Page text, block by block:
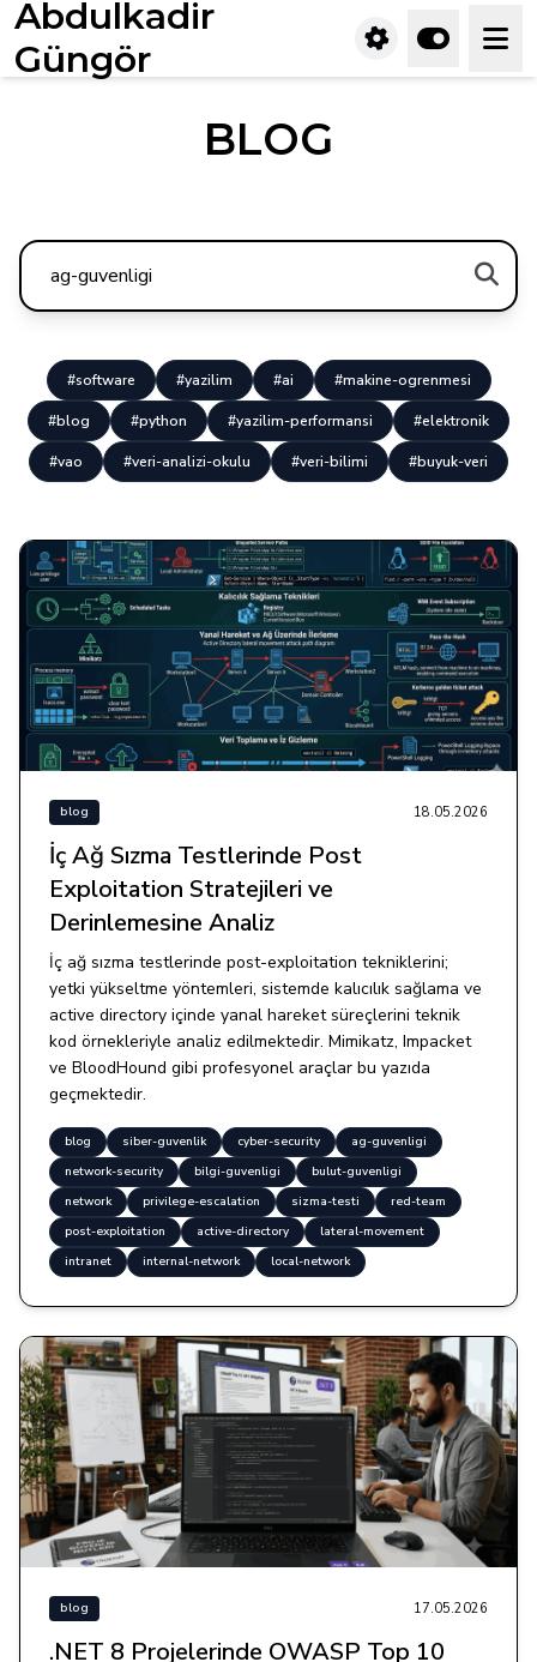
Abdulkadir
Güngör
BLOG
#software #yazilim #ai #makine-ogrenmesi
#blog #python #yazilim-performansi #elektronik
#vao #veri-analizi-okulu #veri-bilimi #buyuk-veri
blog 18.05.2026
İç Ağ Sızma Testlerinde Post
Exploitation Stratejileri ve
Derinlemesine Analiz
İç ağ sızma testlerinde post-exploitation tekniklerini;
yetki yükseltme yöntemleri, sistemde kalıcılık sağlama ve
active directory içinde yanal hareket süreçlerini teknik
kod örnekleriyle analiz edilmektedir. Mimikatz, Impacket
ve BloodHound gibi profesyonel araçlar bu yazıda
geçmektedir.
blog siber-guvenlik cyber-security
ag-guvenligi
network-security
bilgi-guvenligi
bulut-guvenligi
network
privilege-escalation sizma-testi
red-team
post-exploitation
active-directory
lateral-movement
intranet
internal-network local-network
blog 17.05.2026
.NET 8 Projelerinde OWASP Top 10